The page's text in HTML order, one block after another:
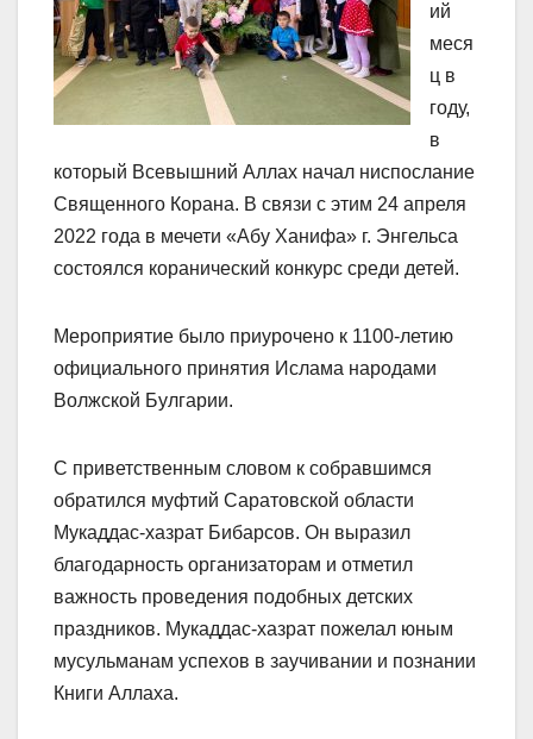
ий
меся
ц в
году,
в
который Всевышний Аллах начал ниспослание
Священного Корана. В связи с этим 24 апреля
2022 года в мечети «Абу Ханифа» г. Энгельса
состоялся коранический конкурс среди детей.
Мероприятие было приурочено к 1100-летию
официального принятия Ислама народами
Волжской Булгарии.
С приветственным словом к собравшимся
обратился муфтий Саратовской области
Мукаддас-хазрат Бибарсов. Он выразил
благодарность организаторам и отметил
важность проведения подобных детских
праздников. Мукаддас-хазрат пожелал юным
мусульманам успехов в заучивании и познании
Книги Аллаха.